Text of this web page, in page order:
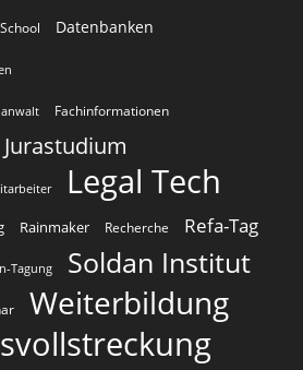
Datenbanken
Fachinformationen
Jurastudium
Legal Tech
Rainmaker Recherche Refa-Tag
Tagung Soldan Institut
Weiterbildung